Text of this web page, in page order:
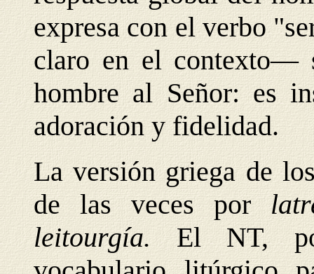
expresa con el verbo
claro en el contexto—
hombre al Señor: es
adoración y fidelidad.
La versión griega de
de las veces por
leitourgía.El NT,